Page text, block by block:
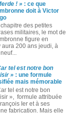
! »: ce que
doit à Victor
des petites
militaires, le mot de
figure en
aura 200 ans jeudi, à
tel est notre bon
»: une formule
mais mémorable
tel est notre bon
», formule attribuée
Ier et à ses
fabrication. Mais elle